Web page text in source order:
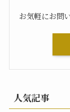
お気軽にお問
人気記事